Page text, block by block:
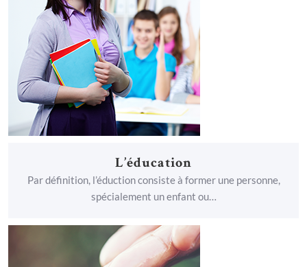
L’éducation
Par définition, l’éduction consiste à former une personne,
spécialement un enfant ou…